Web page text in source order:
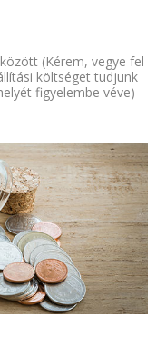
(Kérem, vegye fel
költséget tudjunk
figyelembe véve)